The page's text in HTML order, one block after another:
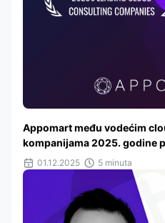
Appomart među vodećim
kompanijama 2025. godine
01.12.2025 5 minuta